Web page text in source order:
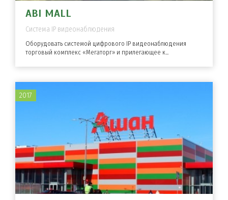
ABI MALL
Система IP видеонаблюдения
Оборудовать системой цифрового IP видеонаблюдения
торговый комплекс «Мегаторг» и прилегающее к...
2017